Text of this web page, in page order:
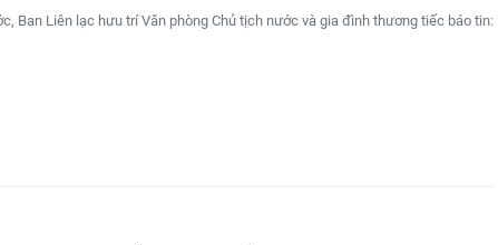
Ban Liên lạc hưu trí Văn phòng Chủ tịch nước và gia đình thương tiếc báo tin: